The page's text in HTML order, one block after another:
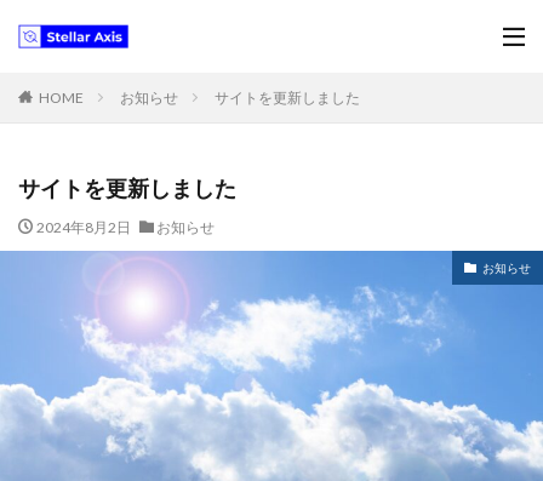
HOME お知らせ サイトを更新しました
サイトを更新しました
2024年8月2日 お知らせ
お知らせ